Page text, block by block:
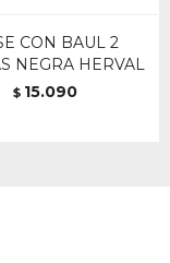
CON BAUL 2
NEGRA HERVAL
$ 15.090